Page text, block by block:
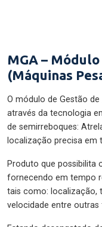
MGA –
(Máquinas
O módulo de Gestão
através da tecnologia
de semirreboques:
localização precisa em
Produto que possibilita
fornecendo em tempo
tais como: localização,
velocidade entre outras